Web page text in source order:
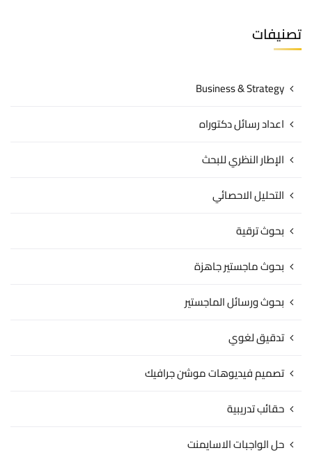
تصنيفات
Business & Strategy
اعداد رسائل دكتوراه
الإطار النظري للبحث
التحليل الاحصائي
بحوث ترقية
بحوث ماجستير جاهزة
بحوث ورسائل الماجستير
تدقيق لغوي
تصميم فيديوهات موشن جرافيك
حقائب تدريبية
حل الواجبات الاسايمنت